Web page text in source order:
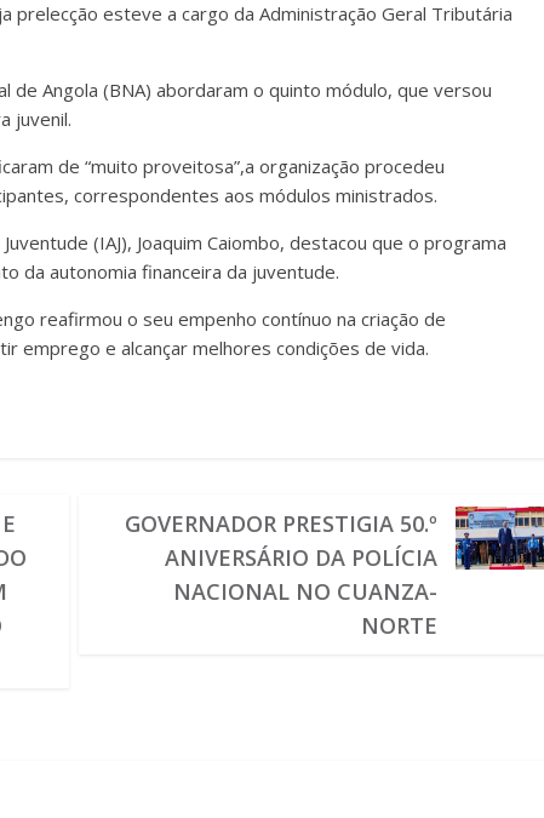
prelecção esteve a cargo da Administração Geral Tributária
de Angola (BNA) abordaram o quinto módulo, que versou
juvenil.
de “muito proveitosa”,a organização procedeu
correspondentes aos módulos ministrados.
(IAJ), Joaquim Caiombo, destacou que o programa
da autonomia financeira da juventude.
reafirmou o seu empenho contínuo na criação de
emprego e alcançar melhores condições de vida.
GOVERNADOR PRESTIGIA 50.º
ANIVERSÁRIO DA POLÍCIA
NACIONAL NO CUANZA-
NORTE